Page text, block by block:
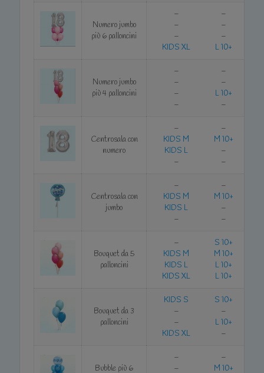
Numero jumbo
più 6 palloncini
–
–
–
KIDS XL
–
–
–
L 10+
Numero jumbo
più 4 palloncini
–
–
–
–
–
–
L 10+
–
Centrosala con
numero
–
KIDS M
KIDS L
–
–
M 10+
–
–
Centrosala con
jumbo
–
KIDS M
KIDS L
–
–
M 10+
–
–
Bouquet da 5
palloncini
–
KIDS M
KIDS L
KIDS XL
S 10+
M 10+
L 10+
L 10+
Bouquet da 3
palloncini
KIDS S
–
–
KIDS XL
S 10+
–
L 10+
–
Bubble più 6
–
–
–
M 10+